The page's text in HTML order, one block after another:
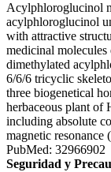
Acylphloroglucinol
acylphloroglucinol
with attractive
medicinal
dimethylated
6/6/6 tricyclic
three biogenetical
herbaceous plant of
including absolute
magnetic
PubMed: 32966902
Seguridad y